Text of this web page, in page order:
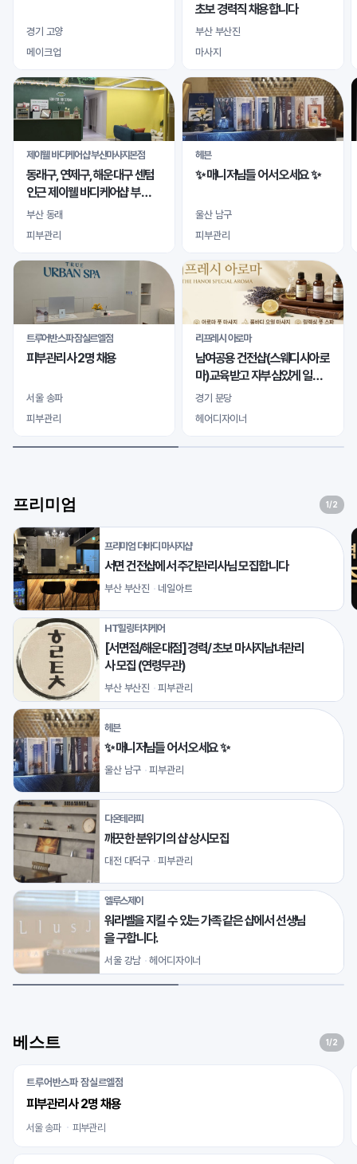
경기 고양
메이크업
제이웰 바디케어샵 부산마사지본점
동래구, 연제구, 해운대구 센텀
인근 제이웰 바디케어샵 부산
마사지본점 여자 관리사님 모
십니다
부산 동래
피부관리
트루어반스파 잠실르엘점
피부관리사 2명 채용
서울 송파
피부관리
초보 경력직 채용합니다
부산 부산진
마사지
헤븐
✨ 매니저님들 어서 오세요 ✨
울산 남구
피부관리
리프레시 아로마
남여공용 건전샵(스웨디시아로
마)교육받고 자부심있게 일하
실 바디테라피사 모십니다
경기 분당
헤어디자이너
프리미엄 1/2
프리미엄 더바디 마사지샵
서면 건전샵에서 주간관리사님 모집합니다
부산 부산진 네일아트
HT힐링터치케어
[서면점/해운대점] 경력/ 초보 마사지남녀관리
사 모집 (연령무관)
부산 부산진 피부관리
헤븐
✨ 매니저님들 어서 오세요 ✨
울산 남구 피부관리
다온테라피
깨끗한 분위기의 샵 상시모집
대전 대덕구 피부관리
엘루스제이
워라벨을 지킬 수 있는 가족 같은 샵에서 선생님
을 구합니다.
서울 강남 헤어디자이너
베스트 1/2
트루어반스파 잠실르엘점
피부관리사 2명 채용
서울 송파 피부관리